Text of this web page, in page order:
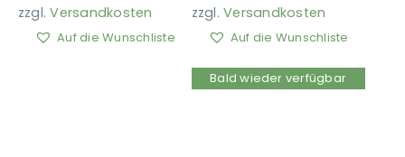
zzgl.Versandkosten
Auf die Wunschliste
zzgl.Versandkosten
Auf die Wunschliste
Bald wieder verfügbar